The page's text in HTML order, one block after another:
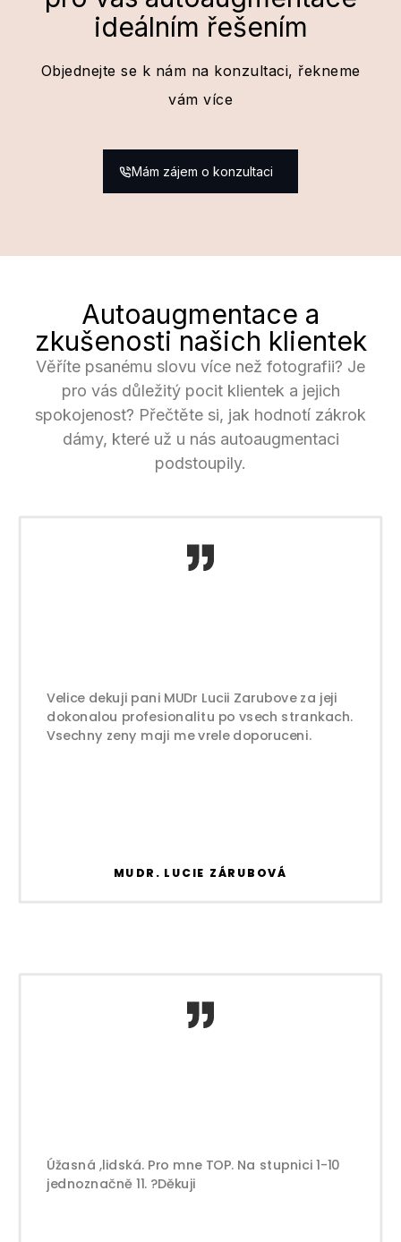
ideálním řešením
Objednejte se k nám na konzultaci, řekneme
vám více
Mám zájem o konzultaci
Autoaugmentace a
zkušenosti našich klientek
Věříte psanému slovu více než fotografii? Je
pro vás důležitý pocit klientek a jejich
spokojenost? Přečtěte si, jak hodnotí zákrok
dámy, které už u nás autoaugmentaci
podstoupily.
Velice dekuji pani MUDr Lucii Zarubove za jeji
dokonalou profesionalitu po vsech strankach.
Vsechny zeny maji me vrele doporuceni.
MUDR. LUCIE ZÁRUBOVÁ
Úžasná ,lidská. Pro mne TOP. Na stupnici 1-10
jednoznačně 11. ?Děkuji